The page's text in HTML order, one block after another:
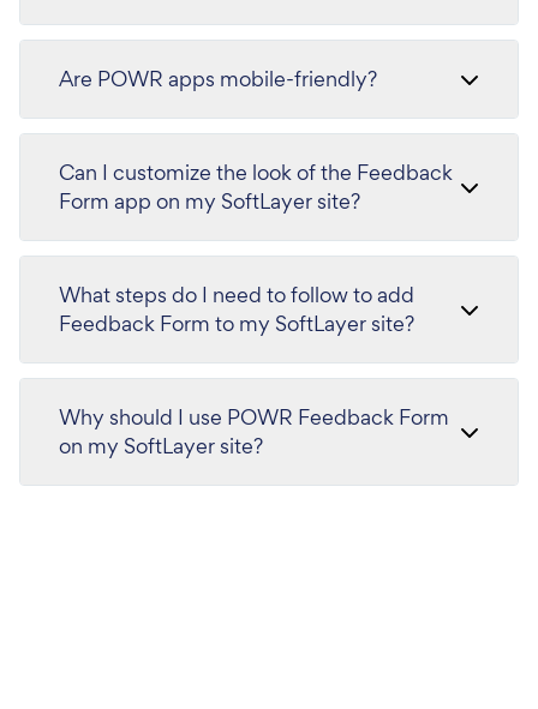
Are POWR apps mobile-friendly?
Can I customize the look of the Feedback
Form app on my SoftLayer site?
What steps do I need to follow to add
Feedback Form to my SoftLayer site?
Why should I use POWR Feedback Form
on my SoftLayer site?